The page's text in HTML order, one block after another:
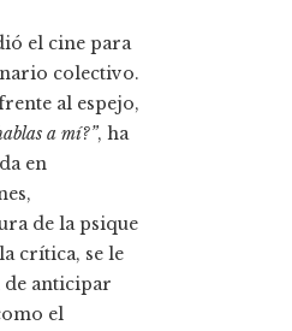
el cine para
colectivo.
al espejo,
a mí?”, ha
en
de la psique
crítica, se le
de anticipar
el